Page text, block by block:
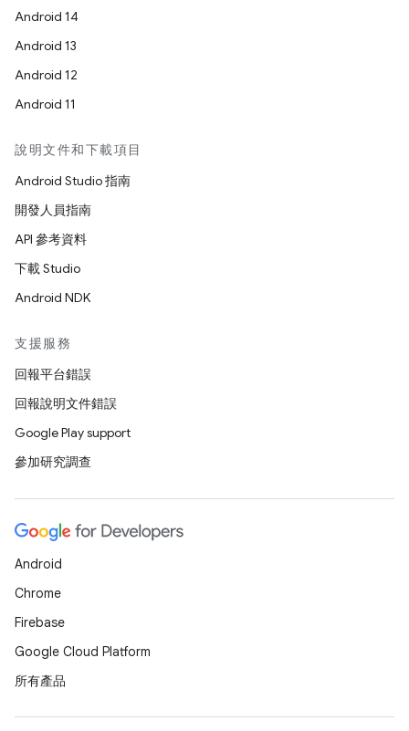
Android 14
Android 13
Android 12
Android 11
說明文件和下載項目
Android Studio 指南
開發人員指南
API 參考資料
下載 Studio
Android NDK
支援服務
回報平台錯誤
回報說明文件錯誤
Google Play support
參加研究調查
Android
Chrome
Firebase
Google Cloud Platform
所有產品